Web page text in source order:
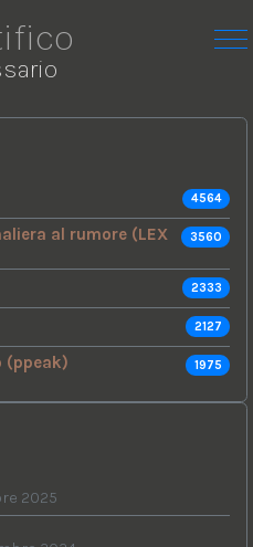
4564
al rumore (LEX
3560
2333
2127
(ppeak) 1975
2025